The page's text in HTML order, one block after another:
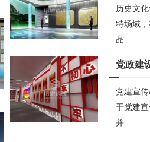
历史文
特场域
品
党政建
党建宣
于党建
并